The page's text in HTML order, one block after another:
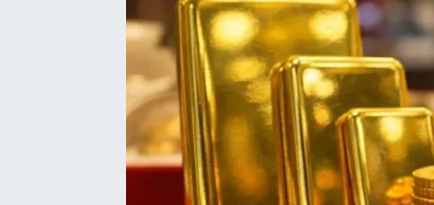
MAGAZİN
ESKİŞEHİRSPOR